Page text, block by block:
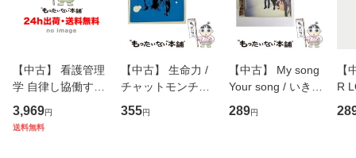
【中古】 看護管理
学 自律し協働する
専門職の看護マネ
ジメントスキル 改
3,969円
送料無料
【中古】 生命力 /
チャットモンチー /
キューンレコード
[CD]【メール便送
355円
【中古】 My song
Your song / いきも
のがかり / [CD]
【メール便送料無
289円
【
R
産